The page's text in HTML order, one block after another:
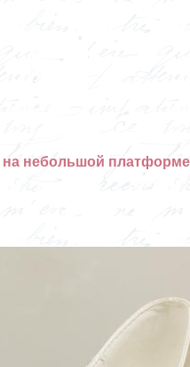
небольшой